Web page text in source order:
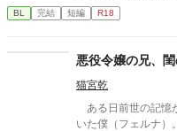
BL 完結 短編 R18
悪役令嬢の兄、閨
猫宮乾
ある日前世の記憶
いた僕（フェルナ）